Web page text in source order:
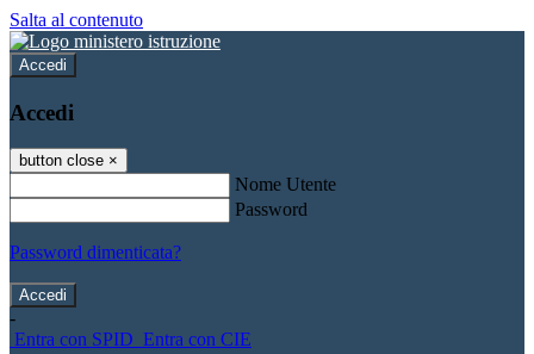
Salta al contenuto
Accedi
Accedi
button close ×
Nome Utente
Password
Password dimenticata?
-
Entra con SPID Entra con CIE